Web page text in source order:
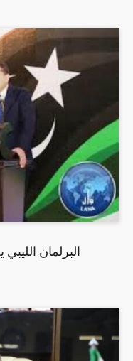
البرلمان